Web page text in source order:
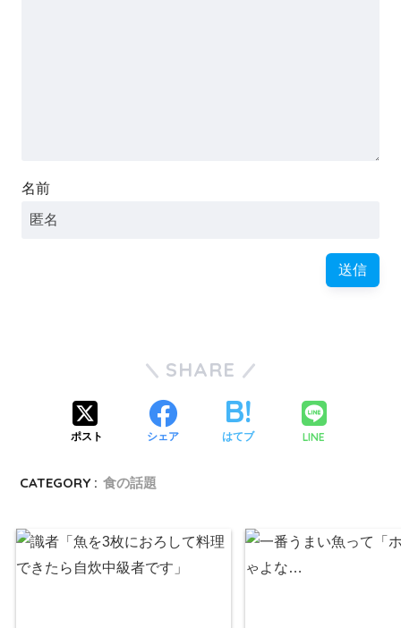
名前
SHARE
ポスト シェア はてブ LINE
CATEGORY : 食の話題